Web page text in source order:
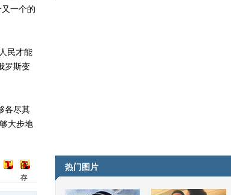
一个的
民才能
罗斯变
各尽其
大步地
[保
存
到
热门图片